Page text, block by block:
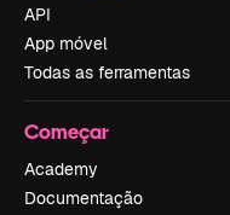
API
App móvel
Todas as ferramentas
Começar
Academy
Documentação